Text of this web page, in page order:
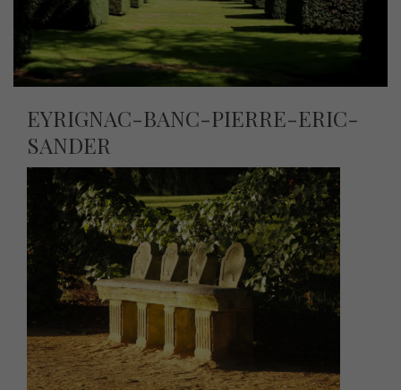
EYRIGNAC-BANC-PIERRE-ERIC-
SANDER